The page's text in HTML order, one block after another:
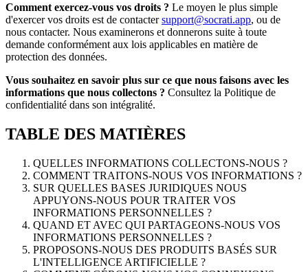
Comment exercez-vous vos droits ? Le moyen le plus simple
d'exercer vos droits est de contacter support@socrati.app, ou de
nous contacter. Nous examinerons et donnerons suite à toute
demande conformément aux lois applicables en matière de
protection des données.
Vous souhaitez en savoir plus sur ce que nous faisons avec les
informations que nous collectons ? Consultez la Politique de
confidentialité dans son intégralité.
TABLE DES MATIÈRES
QUELLES INFORMATIONS COLLECTONS-NOUS ?
COMMENT TRAITONS-NOUS VOS INFORMATIONS ?
SUR QUELLES BASES JURIDIQUES NOUS
APPUYONS-NOUS POUR TRAITER VOS
INFORMATIONS PERSONNELLES ?
QUAND ET AVEC QUI PARTAGEONS-NOUS VOS
INFORMATIONS PERSONNELLES ?
PROPOSONS-NOUS DES PRODUITS BASÉS SUR
L'INTELLIGENCE ARTIFICIELLE ?